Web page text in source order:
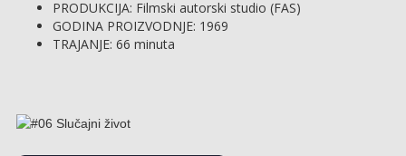
PRODUKCIJA: Filmski autorski studio (FAS)
GODINA PROIZVODNJE: 1969
TRAJANJE: 66 minuta